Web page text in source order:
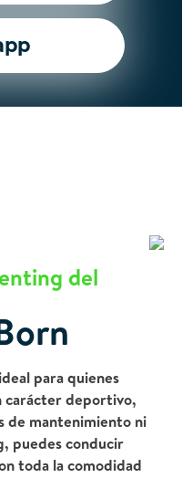
del
para quienes
carácter deportivo,
de mantenimiento ni
puedes conducir
toda la comodidad